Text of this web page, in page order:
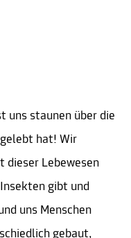
uns staunen über die
hat! Wir
dieser Lebewesen
gibt und
uns Menschen
gebaut,